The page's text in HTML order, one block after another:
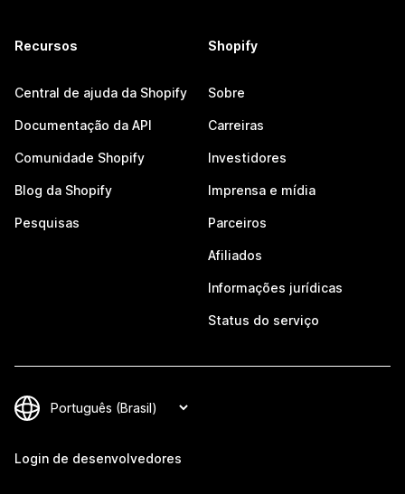
Recursos
Central de ajuda da Shopify
Documentação da API
Comunidade Shopify
Blog da Shopify
Pesquisas
Shopify
Sobre
Carreiras
Investidores
Imprensa e mídia
Parceiros
Afiliados
Informações jurídicas
Status do serviço
Login de desenvolvedores